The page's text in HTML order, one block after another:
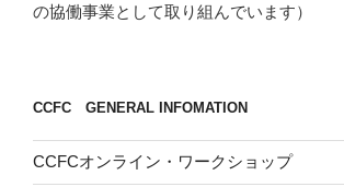
の協働事業として取り組んでいます）
CCFC GENERAL INFOMATION
CCFCオンライン・ワークショップ